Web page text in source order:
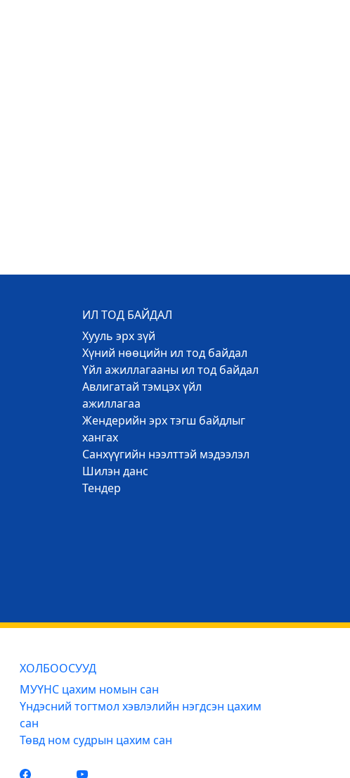
ИЛ ТОД БАЙДАЛ
Хууль эрх зүй
Хүний нөөцийн ил тод байдал
Үйл ажиллагааны ил тод байдал
Авлигатай тэмцэх үйл
ажиллагаа
Жендерийн эрх тэгш байдлыг
хангах
Санхүүгийн нээлттэй мэдээлэл
Шилэн данс
Тендер
ХОЛБООСУУД
МУҮНС цахим номын сан
Үндэсний тогтмол хэвлэлийн нэгдсэн цахим
сан
Төвд ном судрын цахим сан